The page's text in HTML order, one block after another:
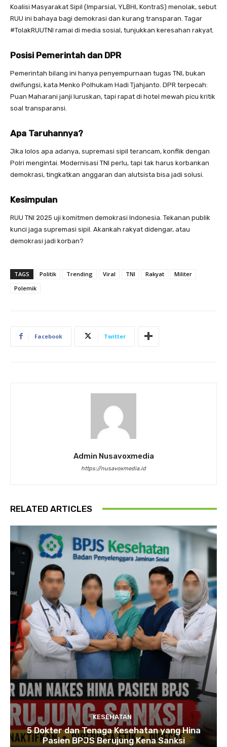
Koalisi Masyarakat Sipil (Imparsial, YLBHI, KontraS) menolak, sebut
RUU ini bahaya bagi demokrasi dan kurang transparan. Tagar
#TolakRUUTNI ramai di media sosial, tunjukkan keresahan rakyat.
Posisi Pemerintah dan DPR
Pemerintah bilang ini hanya penyempurnaan tugas TNI, bukan
dwifungsi, kata Menko Polhukam Hadi Tjahjanto. DPR terpecah:
Puan Maharani janji luruskan, tapi rapat di hotel mewah picu kritik
soal transparansi.
Apa Taruhannya?
Jika lolos apa adanya, supremasi sipil terancam, konflik dengan
Polri mengintai. Modernisasi TNI perlu, tapi tak harus korbankan
demokrasi, tingkatkan anggaran dan alutsista bisa jadi solusi.
Kesimpulan
RUU TNI 2025 uji komitmen demokrasi Indonesia. Tekanan publik
kunci jaga supremasi sipil. Akankah rakyat didengar, atau
demokrasi jadi korban?
TAGS Politik Trending Viral TNI Rakyat
Militer
Polemik
Facebook Twitter
Admin Nusavoxmedia
https://nusavoxmedia.id
RELATED ARTICLES
KESEHATAN
5 Dokter dan Tenaga Kesehatan yang Hina
Pasien BPJS Berujung Kena Sanksi